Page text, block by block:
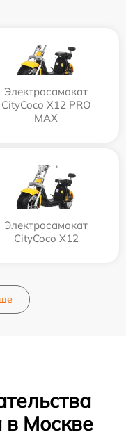
Электросамокат
CityCoco X12 PRO
MAX
Электросамокат
CityCoco X12
в Москве